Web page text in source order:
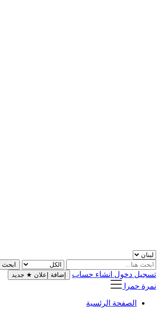
تسجيل دخول انشاء حساب إضافة إعلان ★ جديد
نمرة حمرا
الصفحة الرئسية